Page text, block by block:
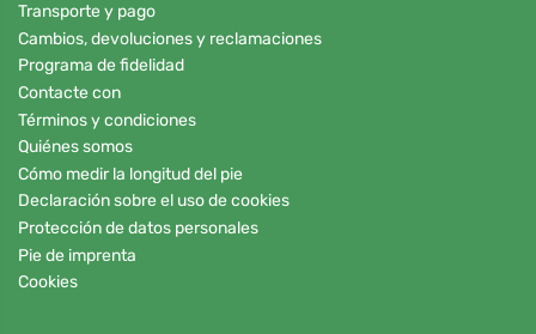
Transporte y pago
Cambios, devoluciones y reclamaciones
Programa de fidelidad
Contacte con
Términos y condiciones
Quiénes somos
Cómo medir la longitud del pie
Declaración sobre el uso de cookies
Protección de datos personales
Pie de imprenta
Cookies